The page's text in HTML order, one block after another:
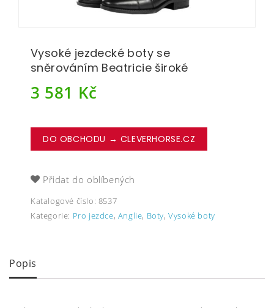
Vysoké jezdecké boty se
sněrováním Beatricie široké
3 581 Kč
DO OBCHODU → CLEVERHORSE.CZ
Přidat do oblíbených
Katalogové číslo: 8537
Kategorie: Pro jezdce, Anglie, Boty,Vysoké boty
Popis